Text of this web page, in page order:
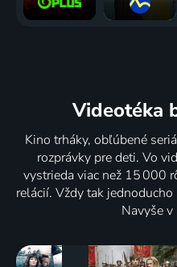
Videotéka
Kino trháky, obľúbené
rozprávky pre deti. Vo
vystrieda viac než 15 000
relácií. Vždy tak
Navyše